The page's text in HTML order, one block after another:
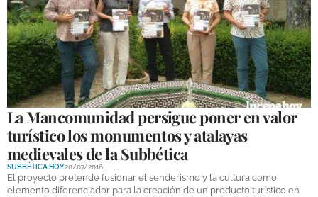
La Mancomunidad persigue poner en valor
turístico los monumentos y atalayas
medievales de la Subbética
SUBBÉTICA HOY20/07/2016
El proyecto pretende fusionar el senderismo y la cultura como
elemento diferenciador para la creación de un producto turístico en